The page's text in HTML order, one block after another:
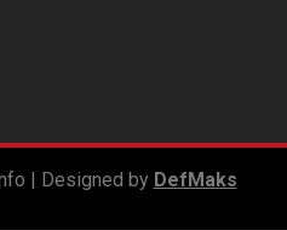
| Designed by DefMaks